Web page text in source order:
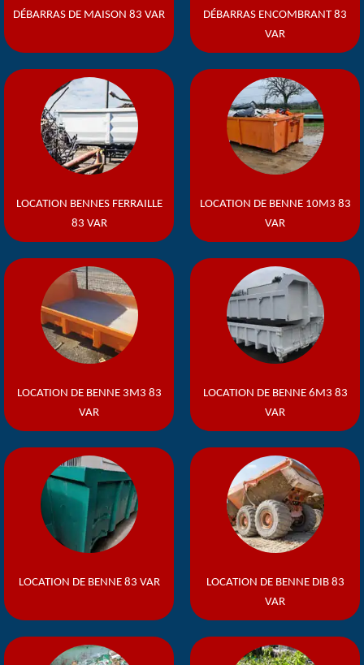
DÉBARRAS DE MAISON 83 VAR
DÉBARRAS ENCOMBRANT 83
VAR
LOCATION BENNES FERRAILLE
83 VAR
LOCATION DE BENNE 10M3 83
VAR
LOCATION DE BENNE 3M3 83
VAR
LOCATION DE BENNE 6M3 83
VAR
LOCATION DE BENNE 83 VAR
LOCATION DE BENNE DIB 83
VAR